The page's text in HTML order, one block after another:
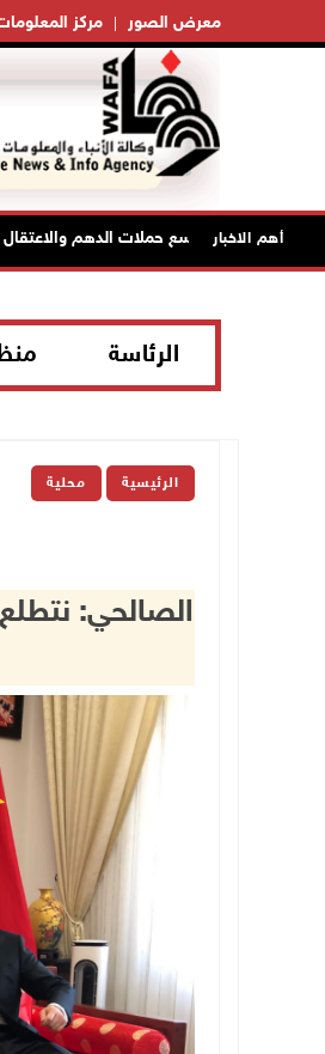
مركز معرض الصور
أهم الاخبار
الاحتلال يوسع حملات الدهم والاعتقال في
الرئاسة
الرئيسية محلية
الصالحي: